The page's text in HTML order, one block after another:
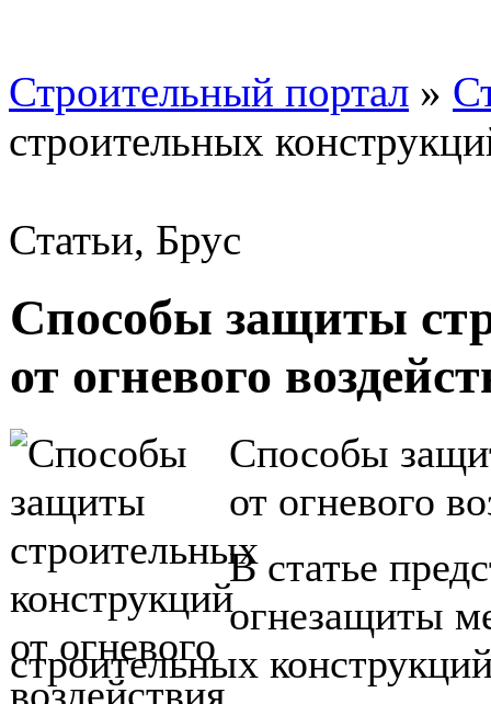
Строительный портал »
строительных
Статьи, Брус
Способы защиты
от огневого
Способы
от огневого
В статье
огнезащиты
строительных